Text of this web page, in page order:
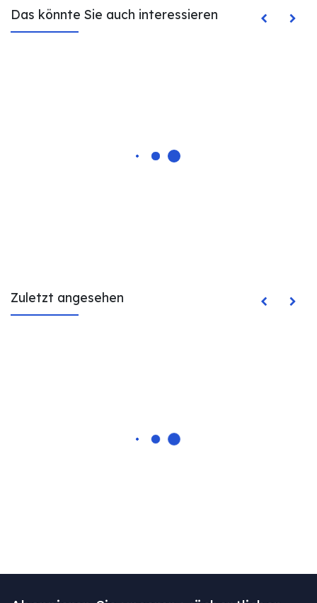
Das könnte Sie auch interessieren
Zuletzt angesehen